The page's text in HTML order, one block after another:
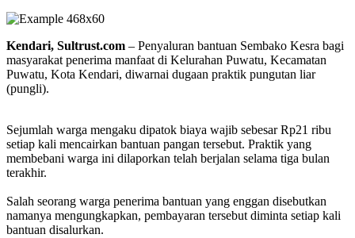
Kendari, Sultrust.com – Penyaluran bantuan Sembako Kesra bagi
masyarakat penerima manfaat di Kelurahan Puwatu, Kecamatan
Puwatu, Kota Kendari, diwarnai dugaan praktik pungutan liar
(pungli).
Sejumlah warga mengaku dipatok biaya wajib sebesar Rp21 ribu
setiap kali mencairkan bantuan pangan tersebut. Praktik yang
membebani warga ini dilaporkan telah berjalan selama tiga bulan
terakhir.
Salah seorang warga penerima bantuan yang enggan disebutkan
namanya mengungkapkan, pembayaran tersebut diminta setiap kali
bantuan disalurkan.